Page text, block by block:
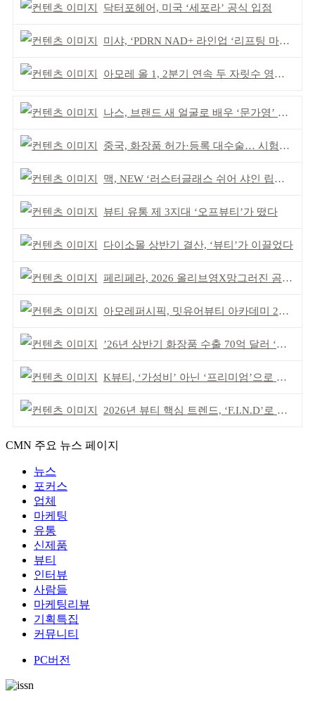
닥터포헤어, 미국 ‘세포라’ 공식 입점
미샤, ‘PDRN NAD+ 라인업 ‘리프팅 마스크’ 출시
아모레 올 1, 2분기 연속 두 자릿수 영업이익률 기록
나스, 브랜드 새 얼굴로 배우 ‘문가영’ 발탁
중국, 화장품 허가·등록 대수술… 시험자료 공용 허용
맥, NEW ‘러스터글래스 쉬어 샤인 립스틱’ 출시
뷰티 유통 제 3지대 ‘오프뷰티’가 떴다
다이소몰 상반기 결산, ‘뷰티’가 이끌었다
페리페라, 2026 올리브영X망그러진 곰 콜라보
아모레퍼시픽, 밋유어뷰티 아카데미 2기 발대식
’26년 상반기 화장품 수출 70억 달러 ‘역대 최고’
K뷰티, ‘가성비’ 아닌 ‘프리미엄’으로 승부걸어야
2026년 뷰티 핵심 트렌드, ‘F.I.N.D’로 읽는다
CMN 주요 뉴스 페이지
뉴스
포커스
업체
마케팅
유통
신제품
뷰티
인터뷰
사람들
마케팅리뷰
기획특집
커뮤니티
PC버전